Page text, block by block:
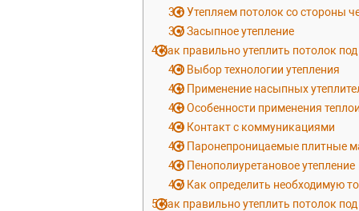
3.6Утепляем потолок со стороны
3.7Засыпное утепление
4Как правильно утеплить потолок
4.1 Выбор технологии утепления
4.2 Применение насыпных
4.3Особенности применения
4.4 Контакт с коммуникациями
4.5 Паронепроницаемые плитные
4.6 Пенополиуретановое утепление
4.7 Как определить необходимую
5Как правильно утеплить потолок